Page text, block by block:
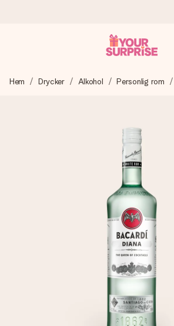
Vi skapar din gåva med omsorg och
4,6 (baserat på +15 000
Våra gåvor inspirerar. Kunder ger oss
Skapa något unikt med bara några få
namn, ditt foto eller ett meddelande
hennes hjärta. Inget krångel, bara med
Hem Drycker Alkohol Personlig rom